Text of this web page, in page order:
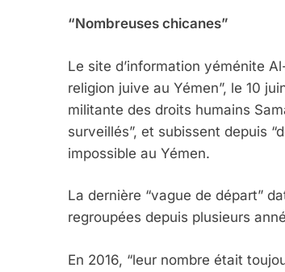
“Nombreuses chicanes”
Le site d’information yéménite
religion juive au Yémen”, le 10
militante des droits humains
surveillés”, et subissent depuis
impossible au Yémen.
La dernière “vague de départ”
regroupées depuis plusieurs
En 2016, “leur nombre était
2025,